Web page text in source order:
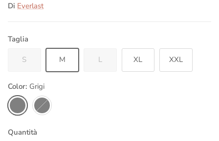
Di Everlast
Taglia
S M L XL XXL
Color: Grigi
Grigi
Nero
Quantità